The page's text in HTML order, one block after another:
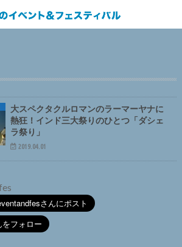
大スペクタクルロマンのラーマーヤナに
熱狂！インド三大祭りのひとつ「ダシェ
ラ祭り」
2019.04.01